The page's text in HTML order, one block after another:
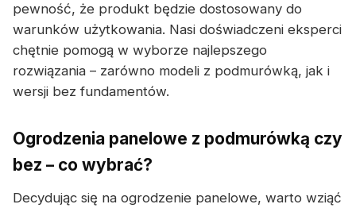
pewność, że produkt będzie dostosowany do
warunków użytkowania. Nasi doświadczeni eksperci
chętnie pomogą w wyborze najlepszego
rozwiązania – zarówno modeli z podmurówką, jak i
wersji bez fundamentów.
Ogrodzenia panelowe z podmurówką czy
bez – co wybrać?
Decydując się na ogrodzenie panelowe, warto wziąć